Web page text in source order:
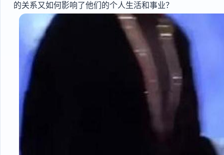
的关系又如何影响了他们的个人生活和事业？